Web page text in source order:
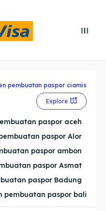
Cari
Cari
pembuatan paspor ciamis
Explore
paspor aceh
paspor Alor
paspor ambon
paspor Asmat
paspor Badung
pembuatan paspor bali